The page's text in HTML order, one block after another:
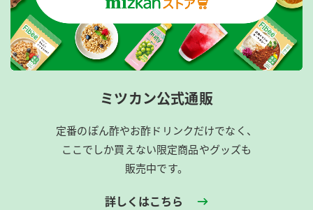
ミツカン公式通販
定番のぽん酢やお酢ドリンクだけでなく、
ここでしか買えない限定商品やグッズも
販売中です。
詳しくはこちら